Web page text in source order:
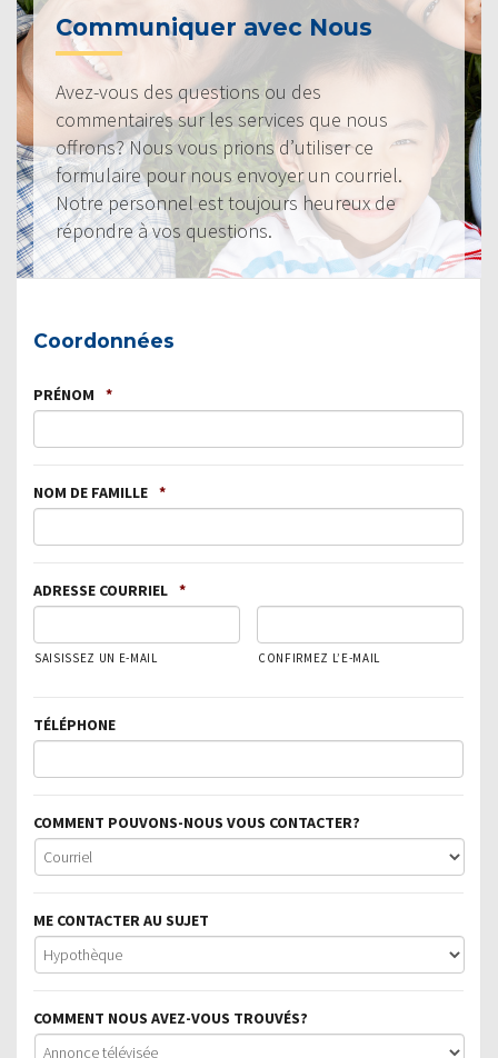
Communiquer avec Nous
Avez-vous des questions ou des
commentaires sur les services que nous
offrons? Nous vous prions d’utiliser ce
formulaire pour nous envoyer un courriel.
Notre personnel est toujours heureux de
répondre à vos questions.
Coordonnées
PRÉNOM *
NOM DE FAMILLE *
ADRESSE COURRIEL *
SAISISSEZ UN E-MAIL CONFIRMEZ L’E-MAIL
TÉLÉPHONE
COMMENT POUVONS-NOUS VOUS CONTACTER?
ME CONTACTER AU SUJET
COMMENT NOUS AVEZ-VOUS TROUVÉS?